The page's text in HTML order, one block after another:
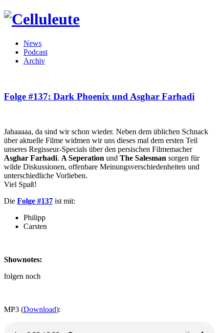
News
Podcast
Archiv
Folge #137: Dark Phoenix und Asghar Farhadi
Jahaaaaa, da sind wir schon wieder. Neben dem üblichen Schnack
über aktuelle Filme widmen wir uns dieses mal dem ersten Teil
unseres Regisseur-Specials über den persischen Filmemacher
Asghar Farhadi. A Seperation und The Salesman sorgen für
wilde Diskussionen, offenbare Meinungsverschiedenheiten und
unterschiedliche Vorlieben.
Viel Spaß!
Die Folge #137 ist mit:
Philipp
Carsten
Shownotes:
folgen noch
MP3 (Download):